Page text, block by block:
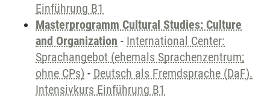
Einführung B1
Masterprogramm Cultural Studies: Culture
and Organization - International Center:
Sprachangebot (ehemals Sprachenzentrum;
ohne CPs) - Deutsch als Fremdsprache (DaF).
Intensivkurs Einführung B1